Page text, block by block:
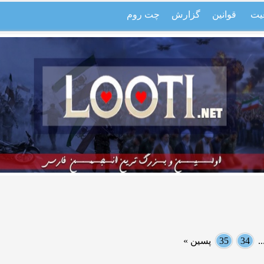
قوانین گزارش چت روم
34
35 پسین »